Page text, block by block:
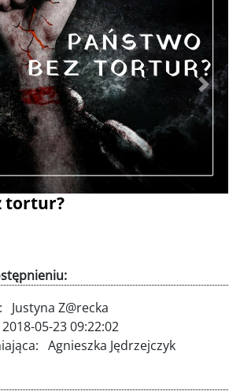
tortur?
Dalej
Justyna Z@recka
2018-05-23 09:22:02
Agnieszka Jędrzejczyk